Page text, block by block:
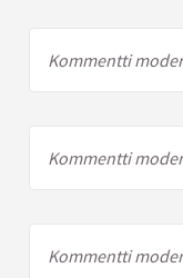
Kommentti
Kommentti
Kommentti